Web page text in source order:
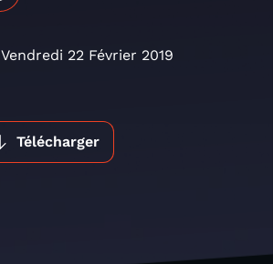
Vendredi 22 Février 2019
Télécharger